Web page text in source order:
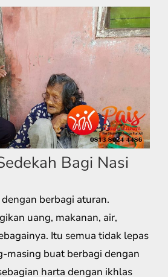
Bagi Nasi
berbagi aturan.
uang, makanan, air,
Itu semua tidak lepas
masing buat berbagi dengan
harta dengan ikhlas